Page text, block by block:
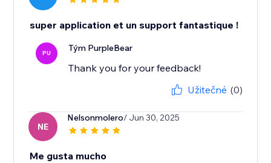
super application et un support fantastique !
PU Tým PurpleBear
Thank you for your feedback!
Užitečné (0)
NE
Nelsonmolero/ Jun 30, 2025
Me gusta mucho